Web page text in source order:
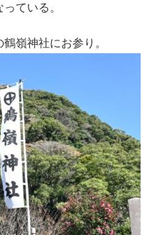
ている。
嶺神社にお参り。